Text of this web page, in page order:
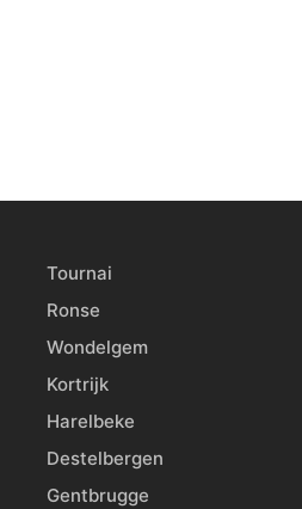
Tournai
Ronse
Wondelgem
Kortrijk
Harelbeke
Destelbergen
Gentbrugge